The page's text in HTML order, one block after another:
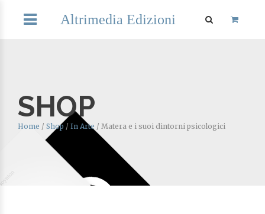
Altrimedia Edizioni
SHOP
Home / Shop / In Arte / Matera e i suoi dintorni psicologici